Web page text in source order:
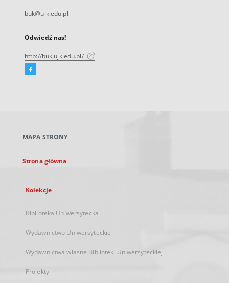
buk@ujk.edu.pl
Odwiedź nas!
http://buk.ujk.edu.pl/
Facebook
karcie
MAPA STRONY
Strona główna
Kolekcje
Biblioteka Uniwersytecka
Wydawnictwo Uniwersyteckie
Wydawnictwa własne Biblioteki Uniwersyteckiej
Projekty